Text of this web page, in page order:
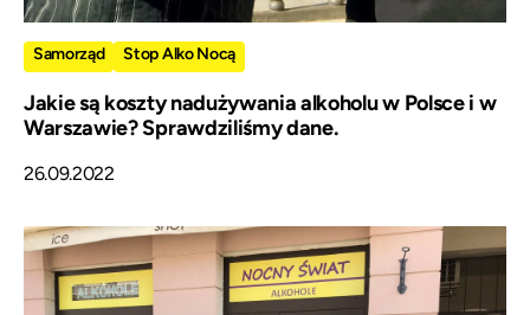
Samorząd Stop Alko Nocą
Jakie są koszty nadużywania alkoholu w Polsce i w
Warszawie? Sprawdziliśmy dane.
26.09.2022